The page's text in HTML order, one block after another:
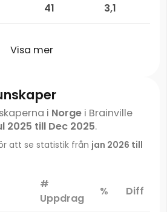
41 3,1
Visa mer
i Norgei Brainville
2025 till Dec 2025.
att se statistik från jan 2026 till
#
Uppdrag
% Diff